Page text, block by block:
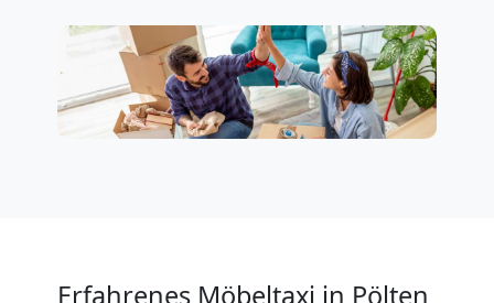
Erfahrenes Möbeltaxi in Pölten
Pölten